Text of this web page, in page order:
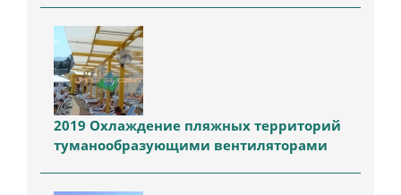
2019 Охлаждение пляжных территорий
туманообразующими вентиляторами